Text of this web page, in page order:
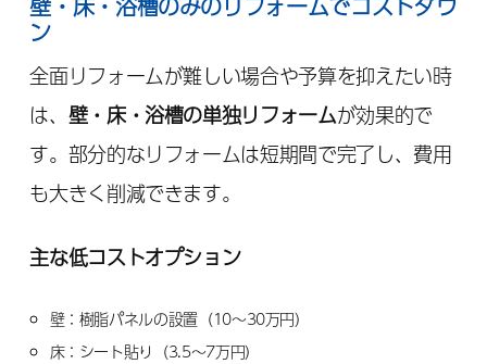
ン
全面リフォームが難しい場合や予算を抑えたい時
は、 壁・床・浴槽の単独リフォームが効果的で
す。部分的なリフォームは短期間で完了し、費用
も大きく削減できます。
主な低コストオプション
壁：樹脂パネルの設置（10～30万円）
床：シート貼り（3.5～7万円）